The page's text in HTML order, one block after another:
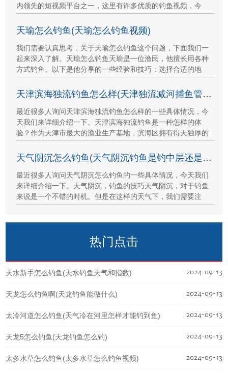
内领先的短视频平台之一，这里有许多优质的钓鱼视频，今
天瑜怎么钓鱼(天瑜怎么钓鱼视频)
我们需要认真思考，关于天瑜怎么钓鱼这个问题，下面我们一
起来深入了解。天瑜怎么钓鱼天瑜是一位渔民，他擅长用各种
方式钓鱼。以下是他分享的一些经验和技巧：选择合适的地
天津滨海独流钓鱼怎么样(天津独流减河捕鱼管不)
最近很多人询问天津滨海独流钓鱼怎么样的一些具体情况，今
天我们来详细介绍一下。天津滨海独流钓鱼是一种怎样的体
验？作为天津市最大的渔业生产基地，滨海区拥有得天独厚的
天气阴沉怎么钓鱼(天气阴沉钓鱼是钓中层还是底层)
最近很多人询问天气阴沉怎么钓鱼的一些具体情况，今天我们
来详细介绍一下。天气阴沉，钓鱼的技巧天气阴沉，对于钓鱼
来说是一个不错的时机。但是在这样的天气下，我们需要注
热门点击
2024-09-13
天水新手怎么钓鱼(天水钓鱼天气和指数)
2024-09-13
天龙怎么钓鱼啊(天龙钓鱼能做什么)
2024-09-13
太冷河道怎么钓鱼(天气冷在河里怎样才能钓到鱼)
2024-09-13
天龙5怎么钓鱼(天龙钓鱼怎么钓)
2024-09-13
太多水草怎么钓鱼(太多水草怎么钓鱼视频)